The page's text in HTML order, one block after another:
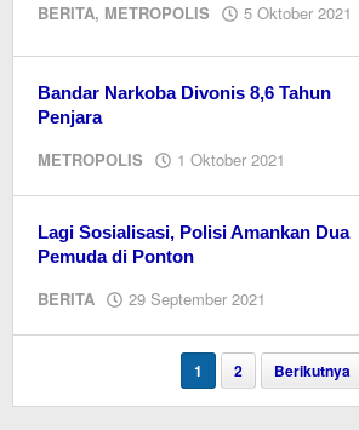
BERITA, METROPOLIS 5 Oktober 2021
Bandar Narkoba Divonis 8,6 Tahun
Penjara
METROPOLIS 1 Oktober 2021
Lagi Sosialisasi, Polisi Amankan Dua
Pemuda di Ponton
BERITA 29 September 2021
1 2 Berikutnya